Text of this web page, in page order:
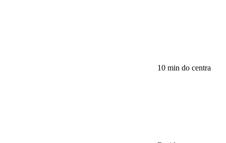
10 min do centra